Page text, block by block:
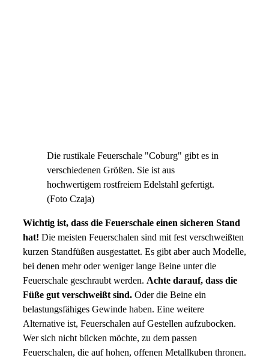
Die rustikale Feuerschale "Coburg" gibt es in
verschiedenen Größen. Sie ist aus
hochwertigem rostfreiem Edelstahl gefertigt.
(Foto Czaja)
Wichtig ist, dass die Feuerschale einen sicheren Stand
hat! Die meisten Feuerschalen sind mit fest verschweißten
kurzen Standfüßen ausgestattet. Es gibt aber auch Modelle,
bei denen mehr oder weniger lange Beine unter die
Feuerschale geschraubt werden. Achte darauf, dass die
Füße gut verschweißt sind. Oder die Beine ein
belastungsfähiges Gewinde haben. Eine weitere
Alternative ist, Feuerschalen auf Gestellen aufzubocken.
Wer sich nicht bücken möchte, zu dem passen
Feuerschalen, die auf hohen, offenen Metallkuben thronen.